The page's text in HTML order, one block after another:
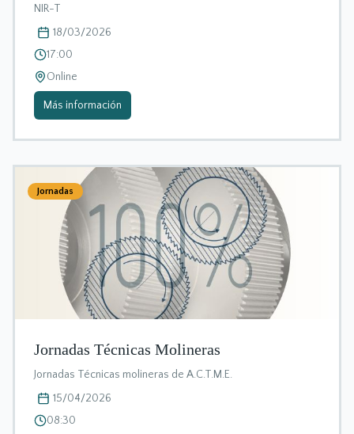
NIR-T
18/03/2026
17:00
Online
Más información
Jornadas
Jornadas Técnicas Molineras
Jornadas Técnicas molineras de A.C.T.M.E.
15/04/2026
08:30